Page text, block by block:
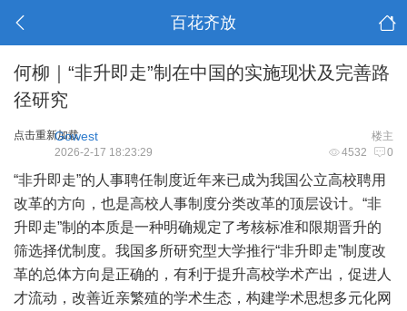
百花齐放
何柳｜“非升即走”制在中国的实施现状及完善路
径研究
点击重新加载 楼主
Gowest
4532 0
2026-2-17 18:23:29
“非升即走”的人事聘任制度近年来已成为我国公立高校聘用
改革的方向，也是高校人事制度分类改革的顶层设计。“非
升即走”制的本质是一种明确规定了考核标准和限期晋升的
筛选择优制度。我国多所研究型大学推行“非升即走”制度改
革的总体方向是正确的，有利于提升高校学术产出，促进人
才流动，改善近亲繁殖的学术生态，构建学术思想多元化网